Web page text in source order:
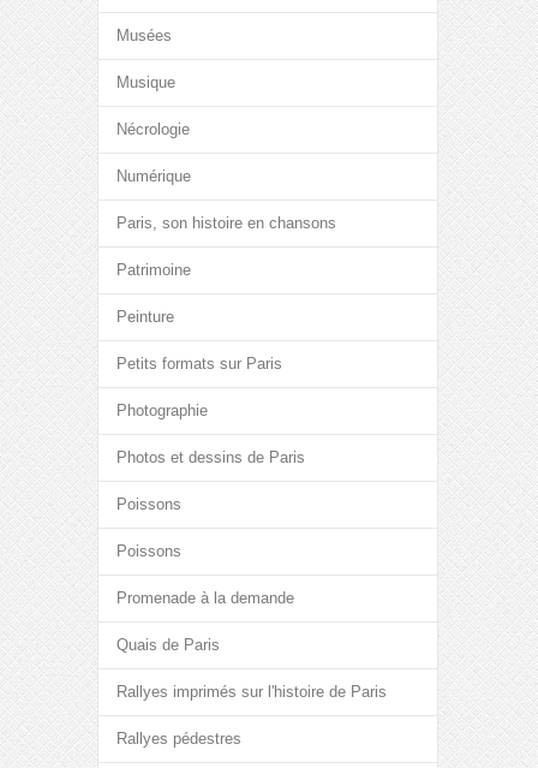
Musées
Musique
Nécrologie
Numérique
Paris, son histoire en chansons
Patrimoine
Peinture
Petits formats sur Paris
Photographie
Photos et dessins de Paris
Poissons
Poissons
Promenade à la demande
Quais de Paris
Rallyes imprimés sur l'histoire de Paris
Rallyes pédestres